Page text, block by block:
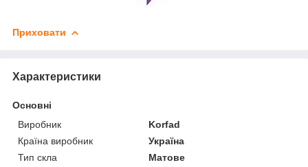
Приховати
Характеристики
Основні
Виробник
Korfad
Країна виробник
Україна
Тип скла
Матове